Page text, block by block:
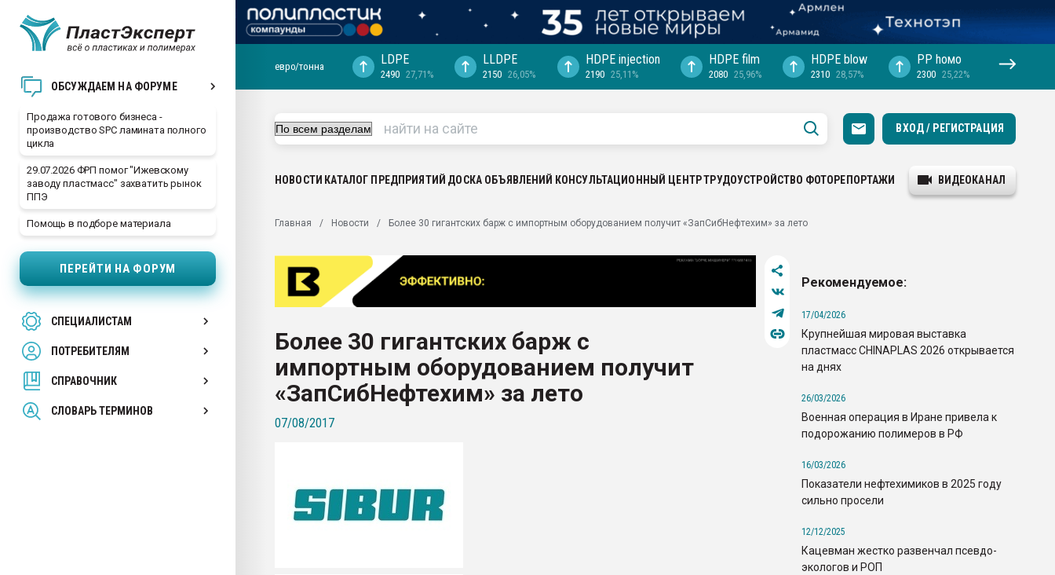
ОБСУЖДАЕМ НА ФОРУМЕ
Продажа готового бизнеса -
производство SPC ламината полного
цикла
29.07.2026 ФРП помог "Ижевскому
заводу пластмасс" захватить рынок
ППЭ
Помощь в подборе материала
ПЕРЕЙТИ НА ФОРУМ
СПЕЦИАЛИСТАМ
ПОТРЕБИТЕЛЯМ
СПРАВОЧНИК
СЛОВАРЬ ТЕРМИНОВ
28.07.2026 "Технониколь" довольна
Всё, что касается выдува ПЭТ
Материал поверхности пуансона для
Продам отходы Композиция
поликарбоната и АБС-пластика
Armaloy PC/ABS-1IM черный цвет
Профильная литература. Продажа,
покупка, обмен
евро/тонна LDPE
2490 27,71%
LLDPE
2150 26,05%
HDPE injection
2190 25,11%
HDPE film
2080 25,96%
HDPE blow
2310 28,57%
PP hомо
2300 25,22%
ВХОД / РЕГИСТРАЦИЯ
НОВОСТИ КАТАЛОГ ПРЕДПРИЯТИЙ ДОСКА ОБЪЯВЛЕНИЙ КОНСУЛЬТАЦИОННЫЙ ЦЕНТРТРУДОУСТРОЙСТВО ФОТОРЕПОРТАЖИ ВИДЕОКАНАЛ
Главная Новости Более 30 гигантских барж с импортным оборудованием получит «ЗапСибНефтехим» за лето
Более 30 гигантских барж с
импортным оборудованием получит
«ЗапСибНефтехим» за лето
07/08/2017
Рекомендуемое:
17/04/2026
Крупнейшая мировая выставка
пластмасс CHINAPLAS 2026 открывается
на днях
26/03/2026
Военная операция в Иране привела к
подорожанию полимеров в РФ
16/03/2026
Показатели нефтехимиков в 2025 году
сильно просели
12/12/2025
Кацевман жестко развенчал псевдо-
экологов и РОП